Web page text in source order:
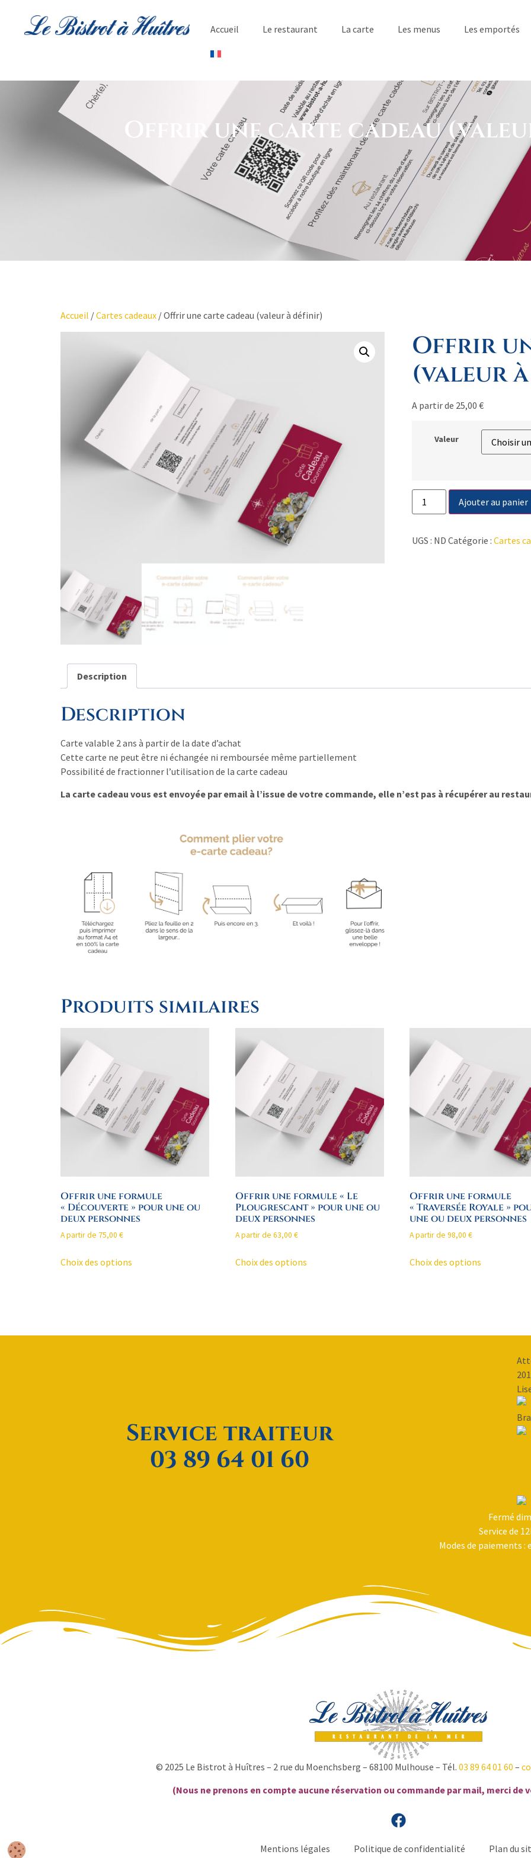
Accueil Le restaurant La carte Les menus Les emportés
Offrir une carte cadeau
Accueil /Cartes cadeaux / Offrir une carte cadeau (valeur à définir)
Offrir
(valeur
A partir de 25,00 €
Valeur
Ajouter au panier
UGS : ND Catégorie : Cartes
Description
Description
Carte valable 2 ans à partir de la date d’achat
Cette carte ne peut être ni échangée ni remboursée même partiellement
Possibilité de fractionner l’utilisation de la carte cadeau
La carte cadeau vous est envoyée par email à l’issue de votre commande, elle n’est pas à récupérer au
Produits similaires
Offrir une formule
« Découverte » pour une ou
deux personnes
A partir de 75,00 €
Choix des options
Offrir une formule « Le
Plougrescant » pour une ou
deux personnes
A partir de 63,00 €
Choix des options
Offrir une formule
« Traversée Royale »
une ou deux personnes
A partir de98,00€
Choix des options
Service traiteur
03 89 64 01 60
Fermé
Service de
Modes de paiements
© 2025 Le Bistrot à Huîtres – 2 rue du Moenchsberg – 68100 Mulhouse – Tél. 03 89 64 01 60 –
(Nous ne prenons en compte aucune réservation ou commande par mail, merci de
Mentions légales Politique de confidentialité Plan du